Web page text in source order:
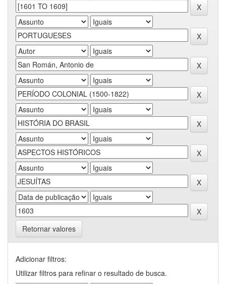
Retornar valores
Adicionar filtros:
Utilizar filtros para refinar o resultado de busca.